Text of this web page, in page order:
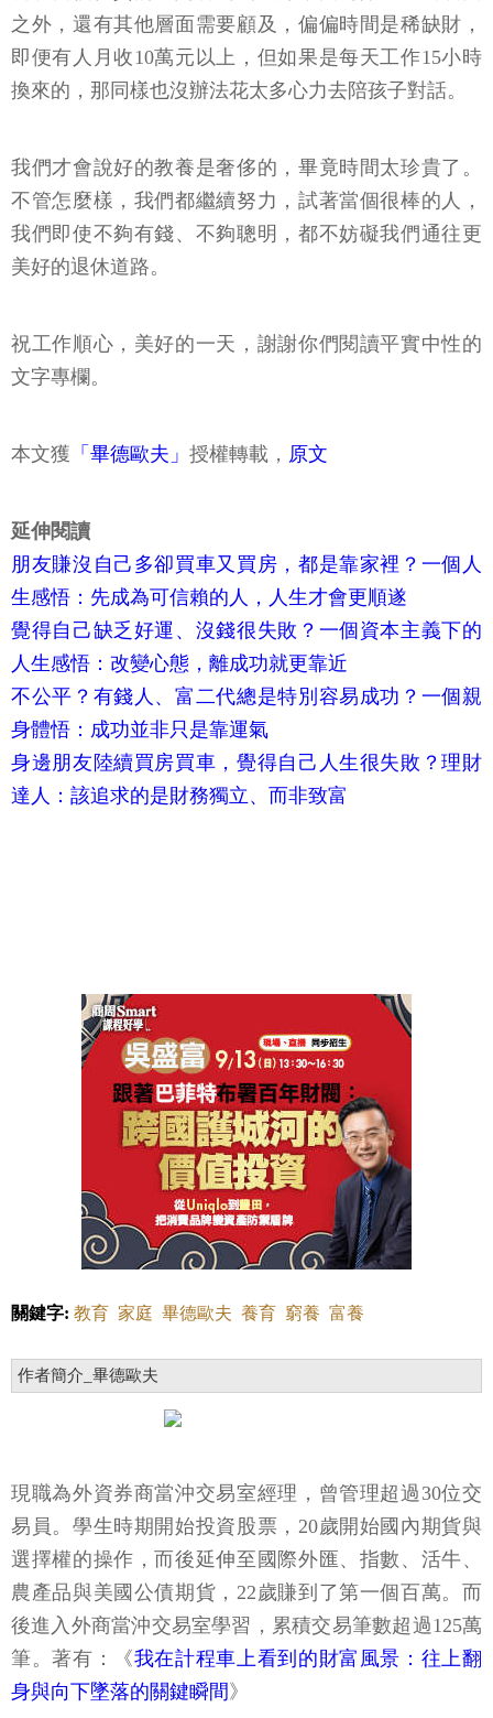
之外，還有其他層面需要顧及，偏偏時間是稀缺財，
即便有人月收10萬元以上，但如果是每天工作15小時
換來的，那同樣也沒辦法花太多心力去陪孩子對話。
我們才會說好的教養是奢侈的，畢竟時間太珍貴了。
不管怎麼樣，我們都繼續努力，試著當個很棒的人，
我們即使不夠有錢、不夠聰明，都不妨礙我們通往更
美好的退休道路。
祝工作順心，美好的一天，謝謝你們閱讀平實中性的
文字專欄。
本文獲 「畢德歐夫」 授權轉載， 原文
延伸閱讀
朋友賺沒自己多卻買車又買房，都是靠家裡？一個人
生感悟：先成為可信賴的人，人生才會更順遂
覺得自己缺乏好運、沒錢很失敗？一個資本主義下的
人生感悟：改變心態，離成功就更靠近
不公平？有錢人、富二代總是特別容易成功？一個親
身體悟：成功並非只是靠運氣
身邊朋友陸續買房買車，覺得自己人生很失敗？理財
達人：該追求的是財務獨立、而非致富
關鍵字: 教育 家庭 畢德歐夫 養育 窮養 富養
作者簡介_畢德歐夫
現職為外資券商當沖交易室經理，曾管理超過30位交
易員。學生時期開始投資股票，20歲開始國內期貨與
選擇權的操作，而後延伸至國際外匯、指數、活牛、
農產品與美國公債期貨，22歲賺到了第一個百萬。而
後進入外商當沖交易室學習，累積交易筆數超過125萬
筆。著有：《我在計程車上看到的財富風景：往上翻
身與向下墜落的關鍵瞬間 》